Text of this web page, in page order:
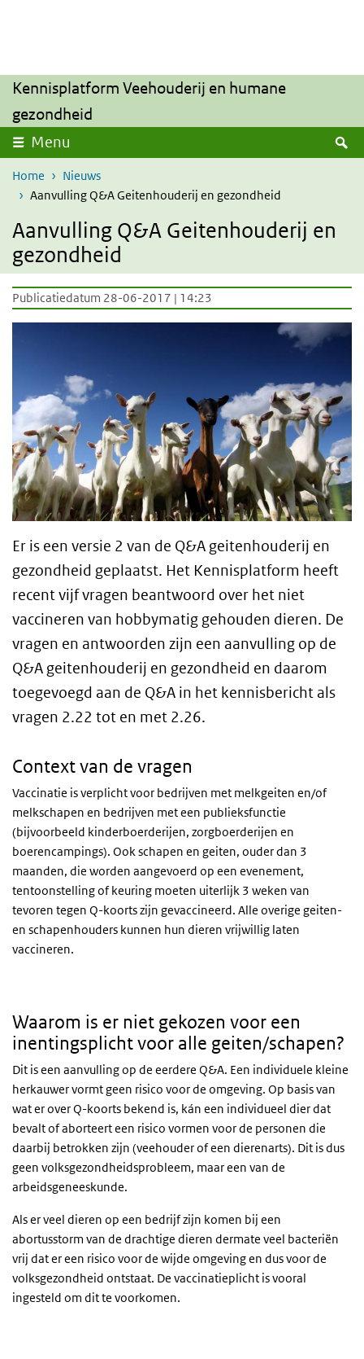
Kennisplatform Veehouderij en humane
gezondheid
Menu
Home
Nieuws
Aanvulling Q&A Geitenhouderij en gezondheid
Aanvulling Q&A Geitenhouderij en
gezondheid
Publicatiedatum 28-06-2017 | 14:23
Er is een versie 2 van de Q&A geitenhouderij en
gezondheid geplaatst. Het Kennisplatform heeft
recent vijf vragen beantwoord over het niet
vaccineren van hobbymatig gehouden dieren. De
vragen en antwoorden zijn een aanvulling op de
Q&A geitenhouderij en gezondheid en daarom
toegevoegd aan de Q&A in het kennisbericht als
vragen 2.22 tot en met 2.26.
Context van de vragen
Vaccinatie is verplicht voor bedrijven met melkgeiten en/of
melkschapen en bedrijven met een publieksfunctie
(bijvoorbeeld kinderboerderijen, zorgboerderijen en
boerencampings). Ook schapen en geiten, ouder dan 3
maanden, die worden aangevoerd op een evenement,
tentoonstelling of keuring moeten uiterlijk 3 weken van
tevoren tegen Q-koorts zijn gevaccineerd. Alle overige geiten-
en schapenhouders kunnen hun dieren vrijwillig laten
vaccineren.
Waarom is er niet gekozen voor een
inentingsplicht voor alle geiten/schapen?
Dit is een aanvulling op de eerdere Q&A. Een individuele kleine
herkauwer vormt geen risico voor de omgeving. Op basis van
wat er over Q-koorts bekend is, kán een individueel dier dat
bevalt of aborteert een risico vormen voor de personen die
daarbij betrokken zijn (veehouder of een dierenarts). Dit is dus
geen volksgezondheidsprobleem, maar een van de
arbeidsgeneeskunde.
Als er veel dieren op een bedrijf zijn komen bij een
abortusstorm van de drachtige dieren dermate veel bacteriën
vrij dat er een risico voor de wijde omgeving en dus voor de
volksgezondheid ontstaat. De vaccinatieplicht is vooral
ingesteld om dit te voorkomen.